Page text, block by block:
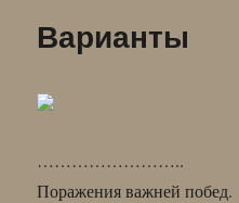
Варианты
……………………..
Поражения важней побед.